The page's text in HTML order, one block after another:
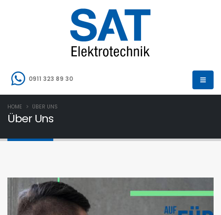
0911 323 89 30
Über Uns
HOME ÜBER UNS